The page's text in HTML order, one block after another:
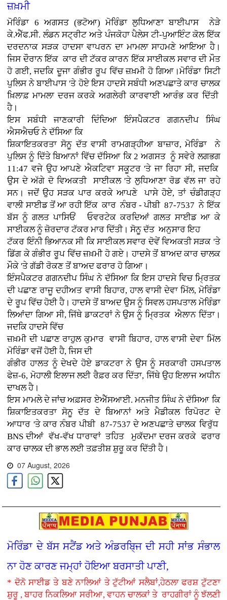
ਜ਼ਖ਼ਮੀ
ਮੋਰਿੰਡਾ 6 ਅਗਸਤ (ਭਟੋਆ)ਮੋਰਿੰਡਾ ਲੁਧਿਆਣਾ ਬਾਈਪਾਸ ਨੇੜੇ
ਕੇ.ਐੱਫ.ਸੀ. ਲੰਡਨ ਸਟ੍ਰੀਟ ਅਤੇ ਪੰਜਕੋਹਾ ਪੈਲੇਸ ਟੀ-ਪੁਆਇੰਟ ਕੋਲ ਇੱਕ
ਦਰਦਨਾਕ ਸੜਕ ਹਾਦਸਾ ਵਾਪਰਨ ਦਾ ਮਾਮਲਾ ਸਾਹਮਣੇ ਆਇਆ ਹੈ।
ਜਿਸ ਦੌਰਾਨ ਇੱਕ ਕਾਰ ਦੀ ਟੱਕਰ ਕਾਰਨ ਇੱਕ ਸਾਈਕਲ ਸਵਾਰ ਦੀ ਮੌਤ
ਹੋ ਗਈ, ਜਦਕਿ ਦੂਜਾ ਗੰਭੀਰ ਰੂਪ ਵਿੱਚ ਜ਼ਖ਼ਮੀ ਹੋ ਗਿਆ।ਮੋਰਿੰਡਾ ਸਿਟੀ
ਪੁਲਿਸ ਨੇ ਬਾਈਪਾਸ 'ਤੇ ਹੋਏ ਇਸ ਹਾਦਸੇ ਸਬੰਧੀ ਅਣਪਛਾਤੇ ਕਾਰ ਚਾਲਕ
ਖ਼ਿਲਾਫ਼ ਮਾਮਲਾ ਦਰਜ ਕਰਕੇ ਅਗਲੇਰੀ ਕਾਰਵਾਈ ਆਰੰਭ ਕਰ ਦਿੱਤੀ
ਹੈ।
ਇਸ ਸਬੰਧੀ ਜਾਣਕਾਰੀ ਦਿੰਦਿਆ ਇੰਸਪੈਕਟਰ ਗਗਨਦੀਪ ਸਿੰਘ
ਐਸਐਚਓ ਨੇ ਦੱਸਿਆ ਕਿ
ਸ਼ਿਕਾਇਤਕਰਤਾ ਸੋਨੂ ਦੱਤ ਵਾਸੀ ਰਾਮਗੜ੍ਹੀਆ ਬਾਜ਼ਾਰ, ਮੋਰਿੰਡਾ ਨੇ
ਪੁਲਿਸ ਨੂੰ ਦਿੱਤੇ ਬਿਆਨਾਂ ਵਿੱਚ ਦੱਸਿਆ ਕਿ 2 ਅਗਸਤ ਨੂੰ ਸਵੇਰੇ ਲਗਭਗ
11:47 ਵਜੇ ਉਹ ਆਪਣੇ ਐਕਟਿਵਾ ਸਕੂਟਰ 'ਤੇ ਜਾ ਰਿਹਾ ਸੀ, ਜਦਕਿ
ਉਸ ਦੇ ਅੱਗੇ ਦੋ ਵਿਅਕਤੀ ਸਾਈਕਲ 'ਤੇ ਲੁਧਿਆਣਾ ਰੋਡ ਵੱਲ ਜਾ ਰਹੇ
ਸਨ। ਜਦੋਂ ਉਹ ਸੜਕ ਪਾਰ ਕਰਕੇ ਆਪਣੇ ਪਾਸੇ ਹੋਏ, ਤਾਂ ਚੰਡੀਗੜ੍ਹ
ਵਾਲੀ ਸਾਈਡ ਤੋਂ ਆ ਰਹੀ ਇੱਕ ਕਾਰ ਨੰਬਰ - ਪੀਬੀ 87-7537 ਨੇ ਇੱਕ
ਬੱਸ ਨੂੰ ਗਲਤ ਪਾਸਿਓਂ ਓਵਰਟੇਕ ਕਰਦਿਆਂ ਗਲਤ ਸਾਈਡ ਆ ਕੇ
ਸਾਈਕਲ ਨੂੰ ਜ਼ੋਰਦਾਰ ਟੱਕਰ ਮਾਰ ਦਿੱਤੀ। ਸੋਨੂ ਦੱਤ ਅਨੁਸਾਰ ਇਹ
ਟੱਕਰ ਇੰਨੀ ਭਿਆਨਕ ਸੀ ਕਿ ਸਾਈਕਲ ਸਵਾਰ ਦੋਵੇਂ ਵਿਅਕਤੀ ਸੜਕ 'ਤੇ
ਡਿੱਗ ਕੇ ਗੰਭੀਰ ਰੂਪ ਵਿੱਚ ਜ਼ਖ਼ਮੀ ਹੋ ਗਏ। ਹਾਦਸੇ ਤੋਂ ਬਾਅਦ ਕਾਰ ਚਾਲਕ
ਮੌਕੇ 'ਤੇ ਗੱਡੀ ਰੋਕਣ ਤੋਂ ਬਾਅਦ ਫਰਾਰ ਹੋ ਗਿਆ।
ਇੰਸਪੈਕਟਰ ਗਗਨਦੀਪ ਸਿੰਘ ਨੇ ਦੱਸਿਆ ਕਿ ਇਸ ਹਾਦਸੇ ਵਿਚ ਮ੍ਰਿਤਕ
ਦੀ ਪਛਾਣ ਰਾਜੂ ਦਹੀਅਤ ਵਾਸੀ ਬਿਹਾਰ, ਹਾਲ ਵਾਸੀ ਦੇਵਾ ਮਿੱਲ, ਮੋਰਿੰਡਾ
ਦੇ ਰੂਪ ਵਿੱਚ ਹੋਈ ਹੈ। ਹਾਦਸੇ ਤੋਂ ਬਾਅਦ ਉਸ ਨੂੰ ਸਿਵਲ ਹਸਪਤਾਲ ਮੋਰਿੰਡਾ
ਲਿਆਂਦਾ ਗਿਆ ਸੀ, ਜਿੱਥੇ ਡਾਕਟਰਾਂ ਨੇ ਉਸ ਨੂੰ ਮ੍ਰਿਤਕ ਐਲਾਨ ਦਿੱਤਾ।
ਜਦਕਿ ਹਾਦਸੇ ਵਿੱਚ
ਜ਼ਖ਼ਮੀ ਦੀ ਪਛਾਣ ਰਾਹੁਲ ਕੁਮਾਰ ਵਾਸੀ ਬਿਹਾਰ, ਹਾਲ ਵਾਸੀ ਦੇਵਾ ਮਿੱਲ
ਮੋਰਿੰਡਾ ਵਜੋਂ ਹੋਈ ਹੈ, ਜਿਸ ਦੀ
ਗੰਭੀਰ ਹਾਲਤ ਨੂੰ ਦੇਖਦੇ ਹੋਏ ਡਾਕਟਰਾ ਨੇ ਉਸ ਨੂੰ ਸਰਕਾਰੀ ਹਸਪਤਾਲ
ਫੇਜ਼-6, ਮੋਹਾਲੀ ਇਲਾਜ ਲਈ ਰੈਫ਼ਰ ਕਰ ਦਿੱਤਾ, ਜਿੱਥੇ ਉਹ ਇਲਾਜ ਅਧੀਨ
ਦਾਖਲ ਹੈ।
ਇਸ ਮਾਮਲੇ ਦੇ ਜਾਂਚ ਅਫ਼ਸਰ ਏਐੱਸਆਈ. ਮਨਜੀਤ ਸਿੰਘ ਨੇ ਦੱਸਿਆ ਕਿ
ਸ਼ਿਕਾਇਤਕਰਤਾ ਸੋਨੂ ਦੱਤ ਦੇ ਬਿਆਨਾਂ ਅਤੇ ਮੈਡੀਕਲ ਰਿਪੋਰਟ ਦੇ
ਆਧਾਰ 'ਤੇ ਕਾਰ ਨੰਬਰ ਪੀਬੀ 87-7537 ਦੇ ਅਣਪਛਾਤੇ ਚਾਲਕ ਵਿਰੁੱਧ
BNS ਦੀਆਂ ਵੱਖ-ਵੱਖ ਧਾਰਾਵਾਂ ਤਹਿਤ ਮੁਕੱਦਮਾ ਦਰਜ ਕਰਕੇ ਫਰਾਰ
ਕਾਰ ਚਾਲਕ ਦੀ ਭਾਲ ਲਈ ਤਫ਼ਤੀਸ਼ ਸ਼ੁਰੂ ਕਰ ਦਿੱਤੀ ਹੈ।
07 August, 2026
ਮੋਰਿੰਡਾ ਦੇ ਬੱਸ ਸਟੈਂਡ ਅਤੇ ਅੰਡਰਬਿ੍ਜ ਦੀ ਸਹੀ ਸਾਂਭ ਸੰਭਾਲ
ਨਾ ਹੋਣ ਕਾਰਣ ਜਮ੍ਹਾਂ ਹੋਇਆ ਬਰਸਾਤੀ ਪਾਣੀ,
* ਦੋਨੋ ਸਾਈਡ ਤੇ ਬਣੇ ਨਾਲਿਆਂ ਤੇ ਟੁੱਟੀਆਂ ਸਲੈਬਾਂ,ਹੇਠਲਾ ਫਰਸ਼ ਟੁੱਟਣਾ
ਸ਼ੁਰੂ , ਬਾਹਰ ਨਿਕਲਿਆ ਸਰੀਆ, ਵਾਹਨ ਚਾਲਕਾਂ ਤੇ ਰਾਹਗੀਰਾਂ ਨੂੰ ਝੱਲਣੀ